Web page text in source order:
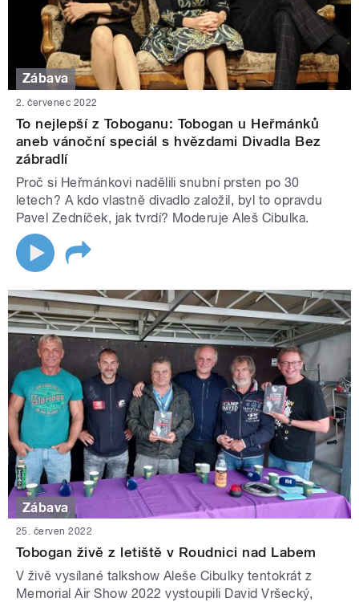
Zábava
2. červenec 2022
To nejlepší z Toboganu: Tobogan u Heřmánků
aneb vánoční speciál s hvězdami Divadla Bez
zábradlí
Proč si Heřmánkovi nadělili snubní prsten po 30
letech? A kdo vlastně divadlo založil, byl to opravdu
Pavel Zedníček, jak tvrdí? Moderuje Aleš Cibulka.
Zábava
25. červen 2022
Tobogan živě z letiště v Roudnici nad Labem
V živě vysílané talkshow Aleše Cibulky tentokrát z
Memorial Air Show 2022 vystoupili David Vršecký,